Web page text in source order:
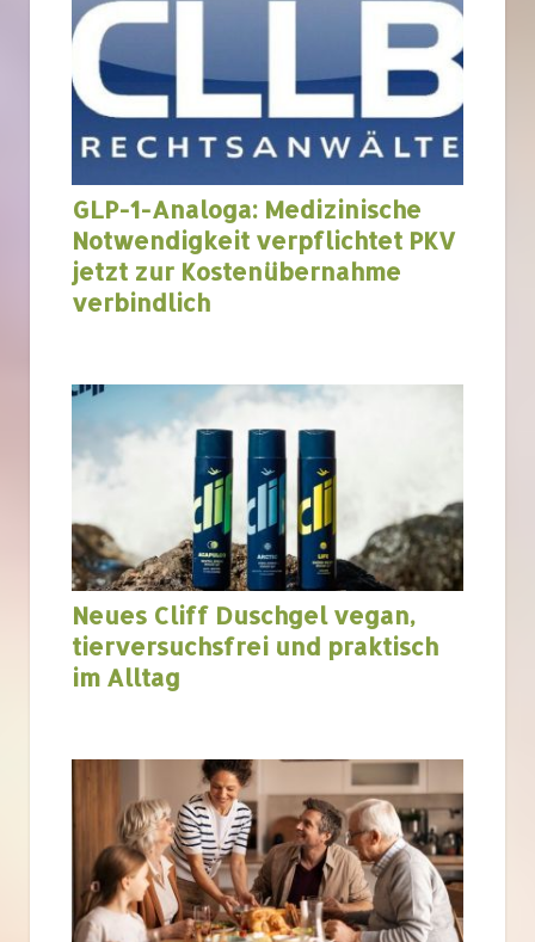
GLP-1-Analoga: Medizinische
Notwendigkeit verpflichtet PKV
jetzt zur Kostenübernahme
verbindlich
Neues Cliff Duschgel vegan,
tierversuchsfrei und praktisch
im Alltag